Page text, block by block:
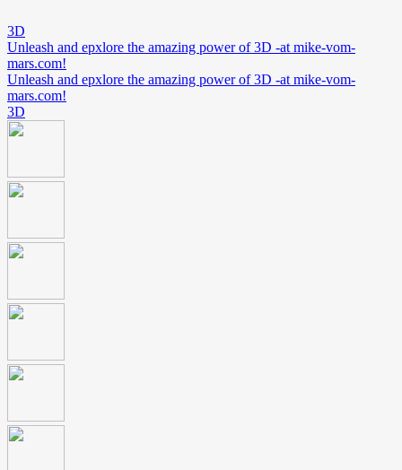
3D
Unleash and epxlore the amazing power of 3D -at mike-vom-
mars.com!
Unleash and epxlore the amazing power of 3D -at mike-vom-
mars.com!
3D